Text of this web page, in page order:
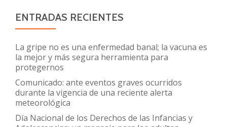
ENTRADAS RECIENTES
La gripe no es una enfermedad banal; la vacuna es
la mejor y más segura herramienta para
protegernos
Comunicado: ante eventos graves ocurridos
durante la vigencia de una reciente alerta
meteorológica
Día Nacional de los Derechos de las Infancias y